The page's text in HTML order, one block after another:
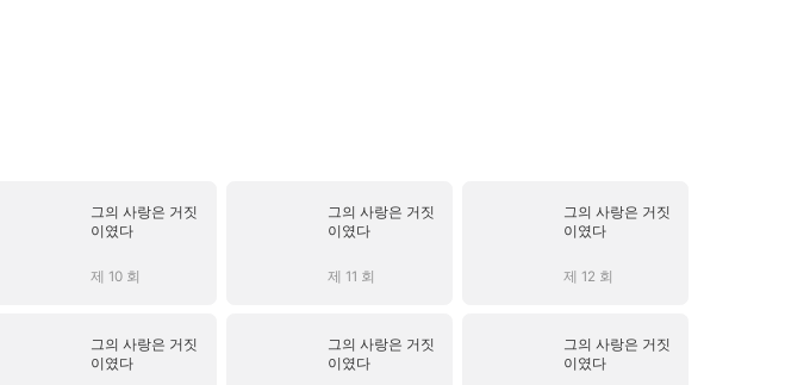
그의 사랑은 거짓
이였다
제 10 회
그의 사랑은 거짓
이였다
제 11 회
그의 사랑은 거짓
이였다
제 12 회
그의 사랑은 거짓
이였다
그의 사랑은 거짓
이였다
그의 사랑은 거짓
이였다